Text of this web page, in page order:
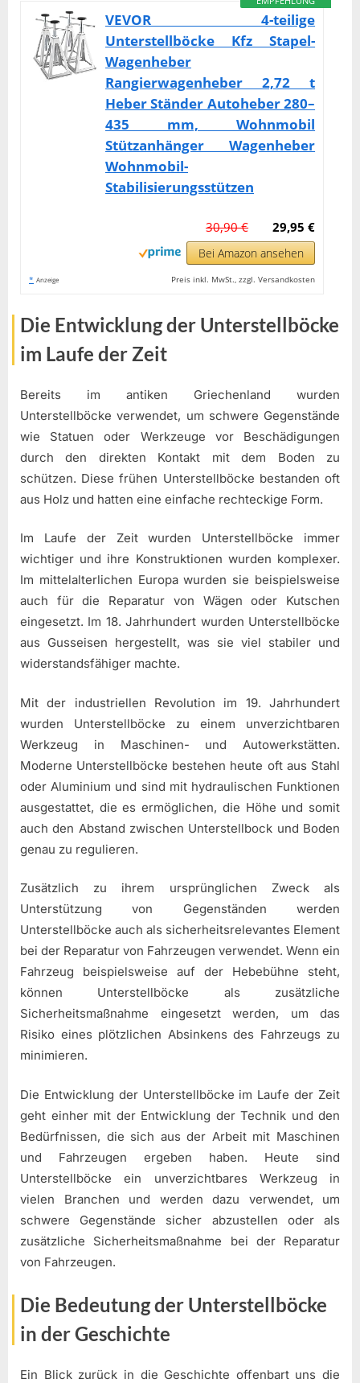
VEVOR 4-teilige
Unterstellböcke Kfz Stapel-
Wagenheber
Rangierwagenheber 2,72 t
Heber Ständer Autoheber 280–
435 mm, Wohnmobil
Stützanhänger Wagenheber
Wohnmobil-
Stabilisierungsstützen
29,95 €
30,90 €
Bei Amazon ansehen
* Anzeige Preis inkl. MwSt., zzgl. Versandkosten
Die Entwicklung der Unterstellböcke
im Laufe der Zeit
Bereits im antiken Griechenland wurden
Unterstellböcke verwendet, um schwere Gegenstände
wie Statuen oder Werkzeuge vor Beschädigungen
durch den direkten Kontakt mit dem Boden zu
schützen. Diese frühen Unterstellböcke bestanden oft
aus Holz und hatten eine einfache rechteckige Form.
Im Laufe der Zeit wurden Unterstellböcke immer
wichtiger und ihre Konstruktionen wurden komplexer.
Im mittelalterlichen Europa wurden sie beispielsweise
auch für die Reparatur von Wägen oder Kutschen
eingesetzt. Im 18. Jahrhundert wurden Unterstellböcke
aus Gusseisen hergestellt, was sie viel stabiler und
widerstandsfähiger machte.
Mit der industriellen Revolution im 19. Jahrhundert
wurden Unterstellböcke zu einem unverzichtbaren
Werkzeug in Maschinen- und Autowerkstätten.
Moderne Unterstellböcke bestehen heute oft aus Stahl
oder Aluminium und sind mit hydraulischen Funktionen
ausgestattet, die es ermöglichen, die Höhe und somit
auch den Abstand zwischen Unterstellbock und Boden
genau zu regulieren.
Zusätzlich zu ihrem ursprünglichen Zweck als
Unterstützung von Gegenständen werden
Unterstellböcke auch als sicherheitsrelevantes Element
bei der Reparatur von Fahrzeugen verwendet. Wenn ein
Fahrzeug beispielsweise auf der Hebebühne steht,
können Unterstellböcke als zusätzliche
Sicherheitsmaßnahme eingesetzt werden, um das
Risiko eines plötzlichen Absinkens des Fahrzeugs zu
minimieren.
Die Entwicklung der Unterstellböcke im Laufe der Zeit
geht einher mit der Entwicklung der Technik und den
Bedürfnissen, die sich aus der Arbeit mit Maschinen
und Fahrzeugen ergeben haben. Heute sind
Unterstellböcke ein unverzichtbares Werkzeug in
vielen Branchen und werden dazu verwendet, um
schwere Gegenstände sicher abzustellen oder als
zusätzliche Sicherheitsmaßnahme bei der Reparatur
von Fahrzeugen.
Die Bedeutung der Unterstellböcke
in der Geschichte
Ein Blick zurück in die Geschichte offenbart uns die